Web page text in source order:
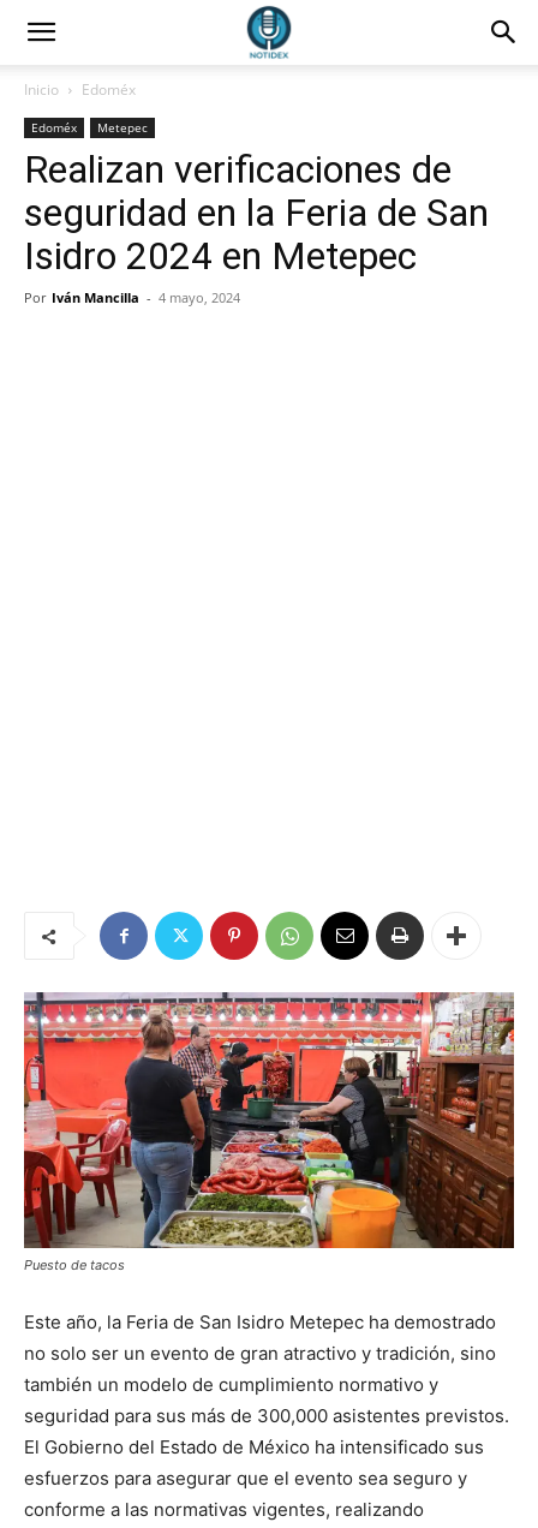
Inicio Edoméx
Edoméx Metepec
Realizan verificaciones de
seguridad en la Feria de San
Isidro 2024 en Metepec
Por Iván Mancilla - 4 mayo, 2024
Puesto de tacos
Este año, la Feria de San Isidro Metepec ha demostrado
no solo ser un evento de gran atractivo y tradición, sino
también un modelo de cumplimiento normativo y
seguridad para sus más de 300,000 asistentes previstos.
El Gobierno del Estado de México ha intensificado sus
esfuerzos para asegurar que el evento sea seguro y
conforme a las normativas vigentes, realizando